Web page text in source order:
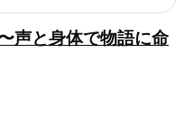
声と身体で物語に命